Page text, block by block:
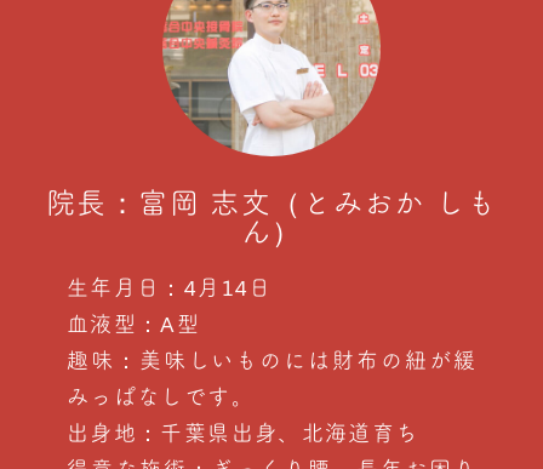
院長：富岡 志文（とみおか しも
ん）
生年月日：4月14日
血液型：A型
趣味：美味しいものには財布の紐が緩
みっぱなしです。
出身地：千葉県出身、北海道育ち